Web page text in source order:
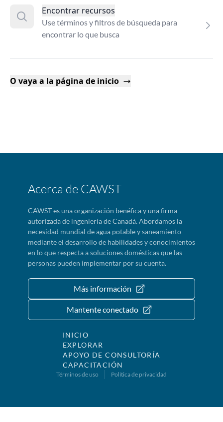
Encontrar recursos
Use términos y filtros de búsqueda para
encontrar lo que busca
O vaya a la página de inicio
Acerca de CAWST
CAWST es una organización benéfica y una firma
autorizada de ingeniería de Canadá. Abordamos la
necesidad mundial de agua potable y saneamiento
mediante el desarrollo de habilidades y conocimientos
en lo que respecta a soluciones domésticas que las
personas pueden implementar por su cuenta.
Más información
Mantente conectado
INICIO
EXPLORAR
APOYO DE CONSULTORÍA
CAPACITACIÓN
Términos de uso Política de privacidad